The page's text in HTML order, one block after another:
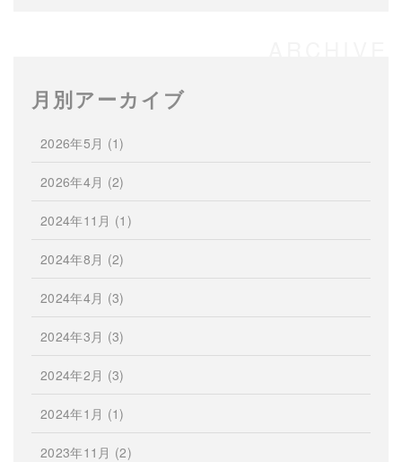
月別アーカイブ
2026年5月 (1)
2026年4月 (2)
2024年11月 (1)
2024年8月 (2)
2024年4月 (3)
2024年3月 (3)
2024年2月 (3)
2024年1月 (1)
2023年11月 (2)